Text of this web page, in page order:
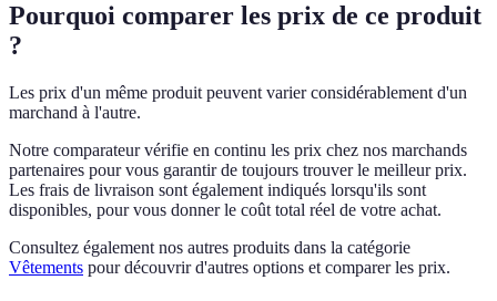
Pourquoi comparer les prix de ce produit
?
Les prix d'un même produit peuvent varier considérablement d'un
marchand à l'autre.
Notre comparateur vérifie en continu les prix chez nos marchands
partenaires pour vous garantir de toujours trouver le meilleur prix.
Les frais de livraison sont également indiqués lorsqu'ils sont
disponibles, pour vous donner le coût total réel de votre achat.
Consultez également nos autres produits dans la catégorie
Vêtements pour découvrir d'autres options et comparer les prix.